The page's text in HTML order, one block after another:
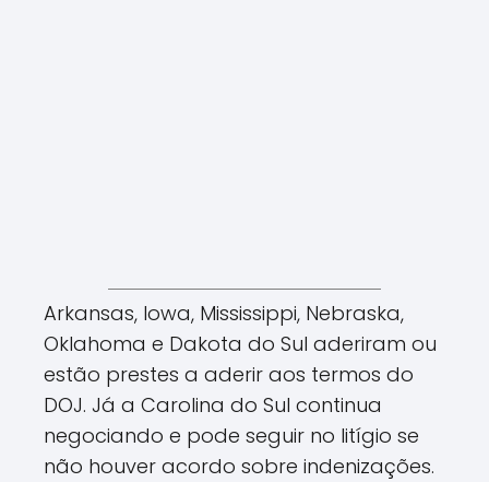
Arkansas, Iowa, Mississippi, Nebraska,
Oklahoma e Dakota do Sul aderiram ou
estão prestes a aderir aos termos do
DOJ. Já a Carolina do Sul continua
negociando e pode seguir no litígio se
não houver acordo sobre indenizações.